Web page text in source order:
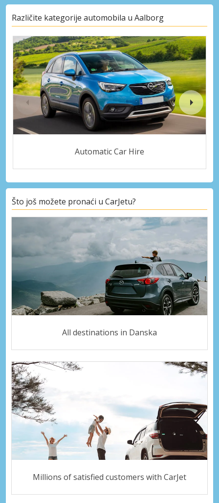
Različite kategorije automobila u Aalborg
Automatic Car Hire
Što još možete pronaći u CarJetu?
All destinations in Danska
Millions of satisfied customers with CarJet